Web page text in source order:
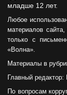
младше 12 лет.
Любое
материалов
только с
«Волна».
Материалы в
Главный
По вопросам